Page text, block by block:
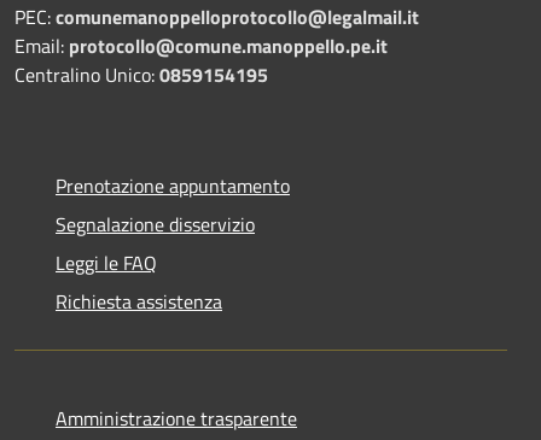
PEC:comunemanoppelloprotocollo@legalmail.it
Email: protocollo@comune.manoppello.pe.it
Centralino Unico:0859154195
Prenotazione appuntamento
Segnalazione disservizio
Leggi le FAQ
Richiesta assistenza
Amministrazione trasparente